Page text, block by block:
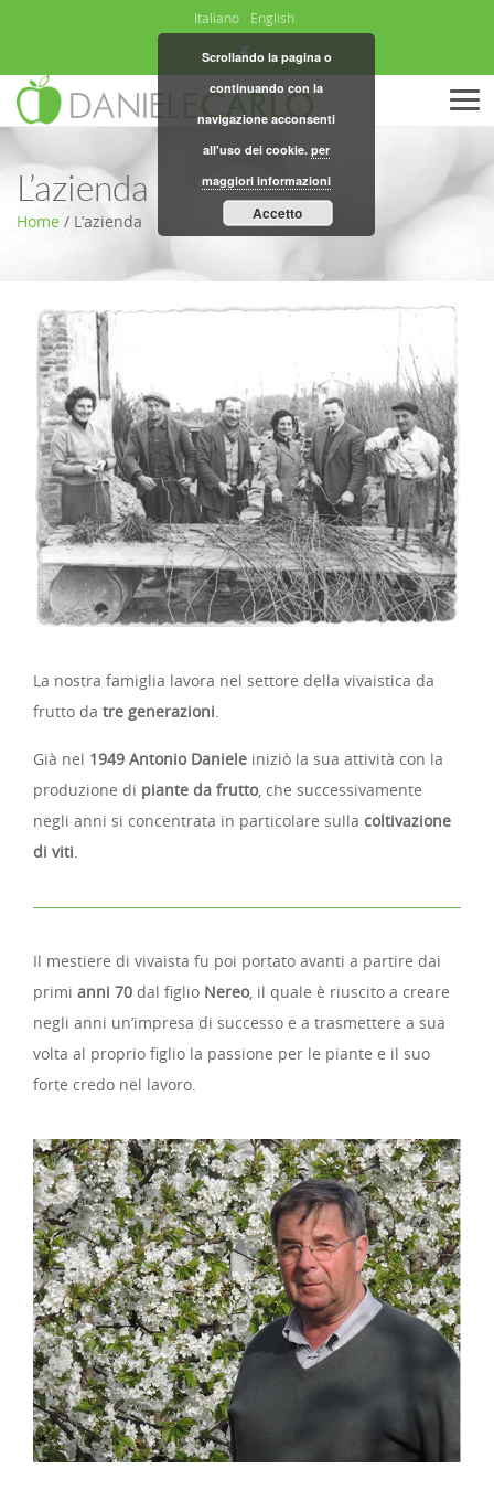
Italiano English
L’azienda
Home / L’azienda
La nostra famiglia lavora nel settore della vivaistica da
frutto da tre generazioni.
Già nel 1949 Antonio Daniele iniziò la sua attività con la
produzione di piante da frutto, che successivamente
negli anni si concentrata in particolare sulla coltivazione
di viti.
Il mestiere di vivaista fu poi portato avanti a partire dai
primi anni 70 dal figlio Nereo, il quale è riuscito a creare
negli anni un’impresa di successo e a trasmettere a sua
volta al proprio figlio la passione per le piante e il suo
forte credo nel lavoro.
Scrollando la pagina o
continuando con la
navigazione acconsenti
all'uso dei cookie. per
maggiori informazioni
Accetto